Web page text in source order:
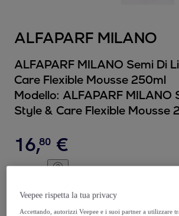
ALFAPARF MILANO
ALFAPARF MILANO Semi Di
Care Flexible Mousse 250ml
Modello: ALFAPARF MILANO
Style & Care Flexible Mousse
16,80 €
22,50 €
Veepee rispetta la tua privacy
Accettando, autorizzi Veepee e i suoi partner a utilizzare